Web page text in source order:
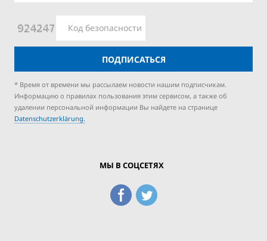
ПОДПИСАТЬСЯ
* Время от времени мы рассылаем новости нашим подписчикам.
Информацию о правилах пользования этим сервисом, а также об
удалении персональной информации Вы найдете на странице
Datenschutzerklärung.
МЫ В СОЦСЕТЯХ